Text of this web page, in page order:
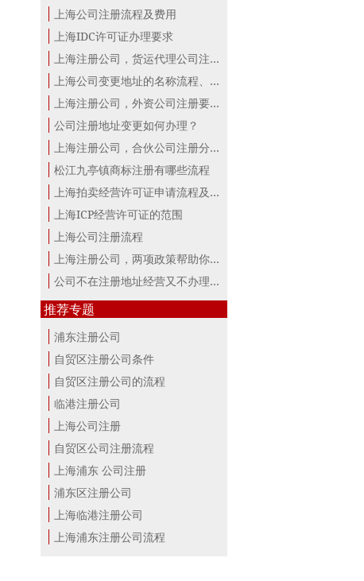
上海公司注册流程及费用
上海IDC许可证办理要求
上海注册公司，货运代理公司注册条件！
上海公司变更地址的名称流程、材料、...
上海注册公司，外资公司注册要点！
公司注册地址变更如何办理？
上海注册公司，合伙公司注册分析！
松江九亭镇商标注册有哪些流程
上海拍卖经营许可证申请流程及材料
上海ICP经营许可证的范围
上海公司注册流程
上海注册公司，两项政策帮助你最大。
公司不在注册地址经营又不办理变更，...
推荐专题
浦东注册公司
自贸区注册公司条件
自贸区注册公司的流程
临港注册公司
上海公司注册
自贸区公司注册流程
上海浦东 公司注册
浦东区注册公司
上海临港注册公司
上海浦东注册公司流程